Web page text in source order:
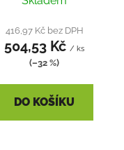
416,97 Kč bez DPH
504,53 Kč / ks
(–32 %)
DO KOŠÍKU